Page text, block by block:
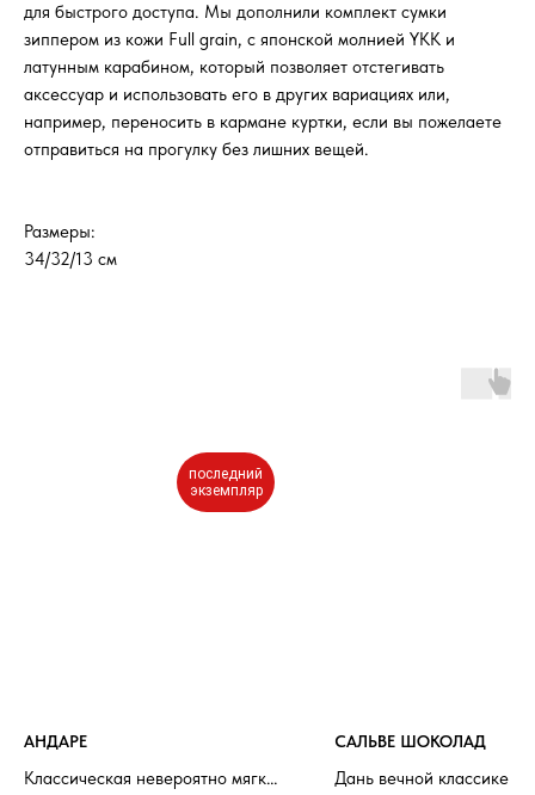
для быстрого доступа. Мы дополнили комплект сумки
зиппером из кожи Full grain, с японской молнией YKK и
латунным карабином, который позволяет отстегивать
аксессуар и использовать его в других вариациях или,
например, переносить в кармане куртки, если вы пожелаете
отправиться на прогулку без лишних вещей.
Размеры:
34/32/13 см
последний
экземпляр
АНДАРЕ
Классическая невероятно мягкая
САЛЬВЕ ШОКОЛАД
Дань вечной классике и